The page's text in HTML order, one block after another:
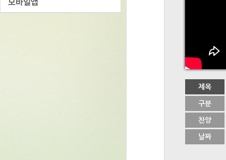
제목
구분
찬양
날짜